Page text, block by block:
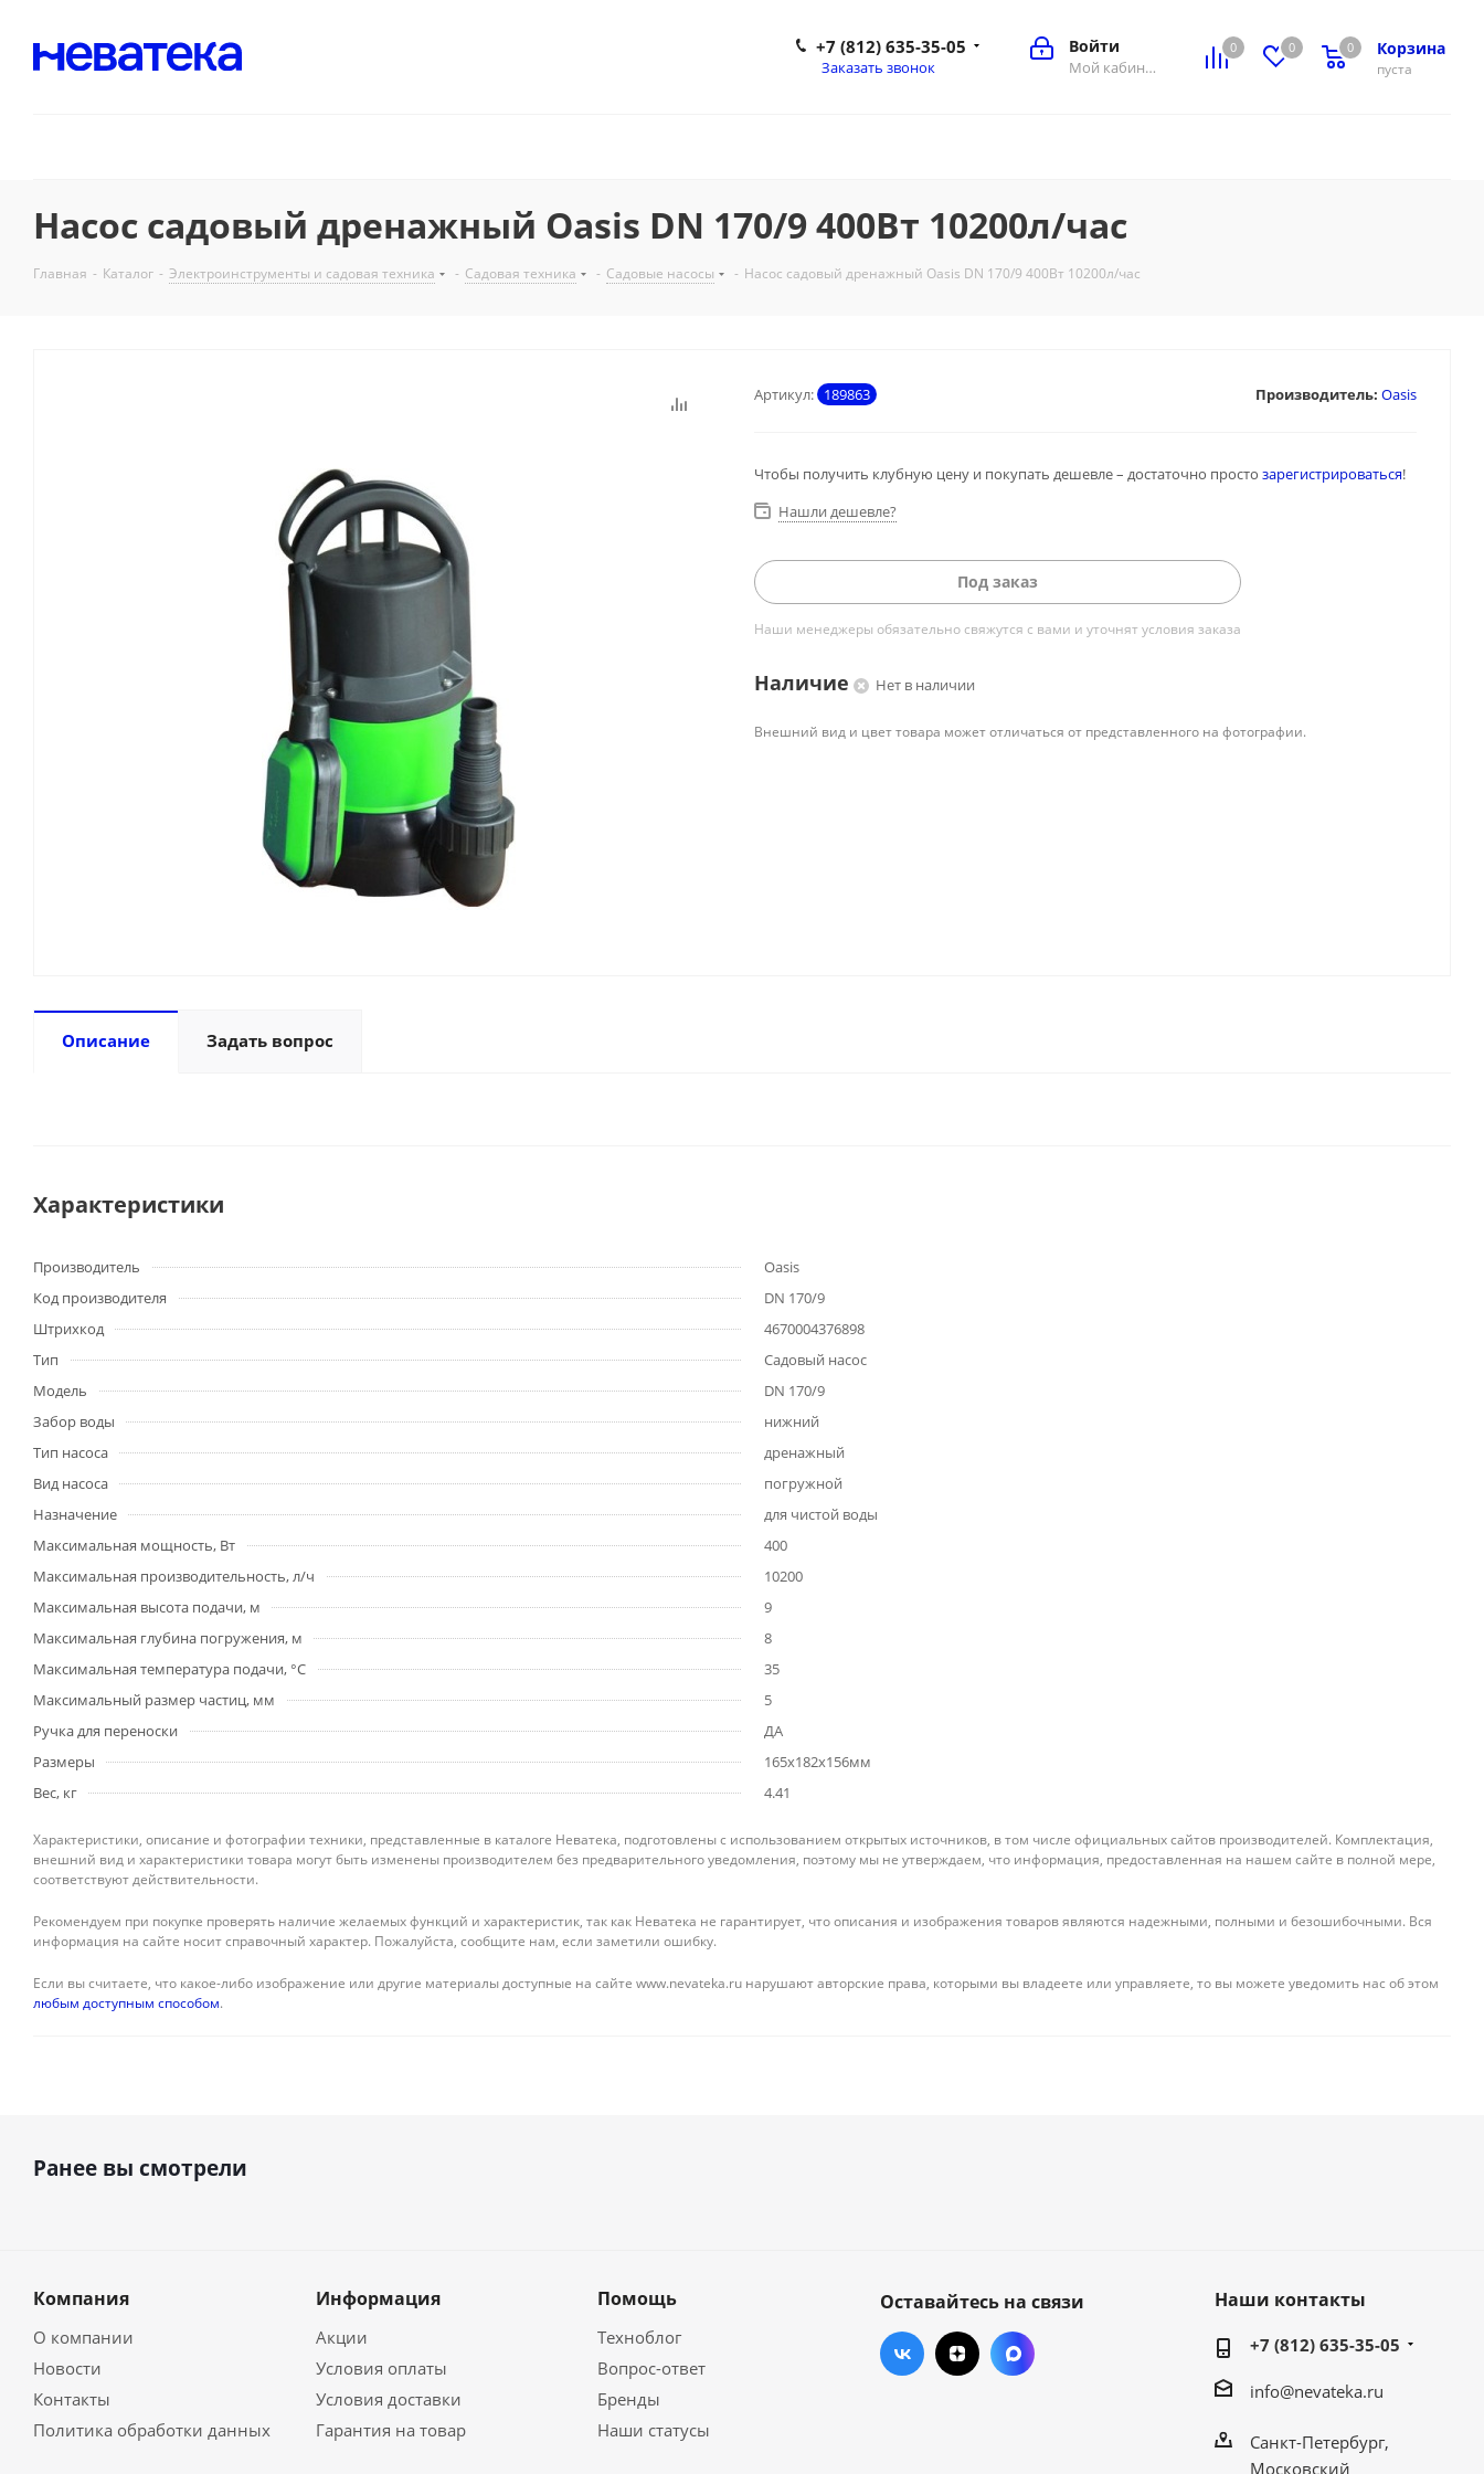
0 0 Корзина
0
пуста
0
Войти
Мой кабинет
+7 (812) 635-35-05
Заказать звонок
Насос садовый дренажный Oasis DN 170/9 400Вт 10200л/час
Главная - Каталог - Электроинструменты и садовая техника - Садовая техника - Садовые насосы - Насос садовый дренажный Oasis DN 170/9 400Вт 10200л/час
Артикул: 189863 Производитель: Oasis
Чтобы получить клубную цену и покупать дешевле – достаточно просто зарегистрироваться!
Нашли дешевле?
Под заказ
Наши менеджеры обязательно свяжутся с вами и уточнят условия заказа
Наличие Нет в наличии
Внешний вид и цвет товара может отличаться от представленного на фотографии.
Описание Задать вопрос
Характеристики
Производитель
Oasis
Код производителя
DN 170/9
Штрихкод
4670004376898
Тип
Садовый насос
Модель
DN 170/9
Забор воды
нижний
Тип насоса
дренажный
Вид насоса
погружной
Назначение
для чистой воды
Максимальная мощность, Вт
400
Максимальная производительность, л/ч
10200
Максимальная высота подачи, м
9
Максимальная глубина погружения, м
8
Максимальная температура подачи, °С
35
Максимальный размер частиц, мм
5
Ручка для переноски
ДА
Размеры
165x182x156мм
Вес, кг
4.41
Характеристики, описание и фотографии техники, представленные в каталоге Неватека, подготовлены с использованием открытых источников, в том числе официальных сайтов производителей. Комплектация,
внешний вид и характеристики товара могут быть изменены производителем без предварительного уведомления, поэтому мы не утверждаем, что информация, предоставленная на нашем сайте в полной мере,
соответствуют действительности.
Рекомендуем при покупке проверять наличие желаемых функций и характеристик, так как Неватека не гарантирует, что описания и изображения товаров являются надежными, полными и безошибочными. Вся
информация на сайте носит справочный характер. Пожалуйста, сообщите нам, если заметили ошибку.
Если вы считаете, что какое-либо изображение или другие материалы доступные на сайте www.nevateka.ru нарушают авторские права, которыми вы владеете или управляете, то вы можете уведомить нас об этом
любым доступным способом.
Ранее вы смотрели
Компания
О компании
Новости
Контакты
Политика обработки данных
Информация
Акции
Условия оплаты
Условия доставки
Гарантия на товар
Помощь
Техноблог
Вопрос-ответ
Бренды
Наши статусы
Оставайтесь на связи Наши контакты
+7 (812) 635-35-05
info@nevateka.ru
Санкт-Петербург,
Московский